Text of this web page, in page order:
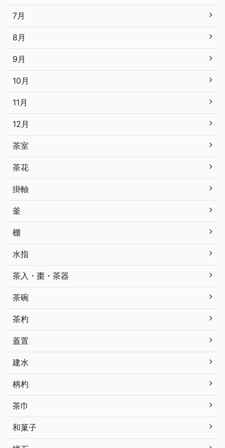
7月
8月
9月
10月
11月
12月
茶室
茶花
掛軸
釜
棚
水指
茶入・棗・茶器
茶碗
茶杓
蓋置
建水
柄杓
茶巾
和菓子